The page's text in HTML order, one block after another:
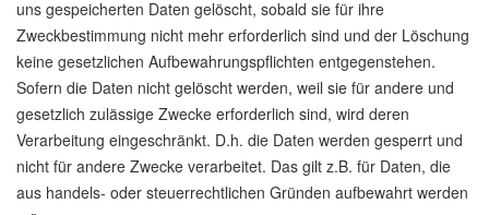
uns gespeicherten Daten gelöscht, sobald sie für ihre
Zweckbestimmung nicht mehr erforderlich sind und der Löschung
keine gesetzlichen Aufbewahrungspflichten entgegenstehen.
Sofern die Daten nicht gelöscht werden, weil sie für andere und
gesetzlich zulässige Zwecke erforderlich sind, wird deren
Verarbeitung eingeschränkt. D.h. die Daten werden gesperrt und
nicht für andere Zwecke verarbeitet. Das gilt z.B. für Daten, die
aus handels- oder steuerrechtlichen Gründen aufbewahrt werden